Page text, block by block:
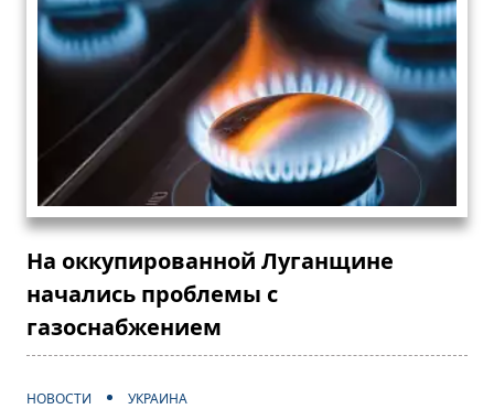
На оккупированной Луганщине
начались проблемы с
газоснабжением
НОВОСТИ
УКРАИНА